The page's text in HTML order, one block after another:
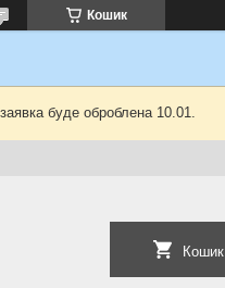
Кошик
буде оброблена 10.01.
Кошик